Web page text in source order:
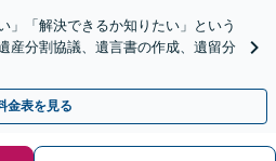
」「解決できるか知りたい」という
産分割協議、遺言書の作成、遺留分
金表を見る